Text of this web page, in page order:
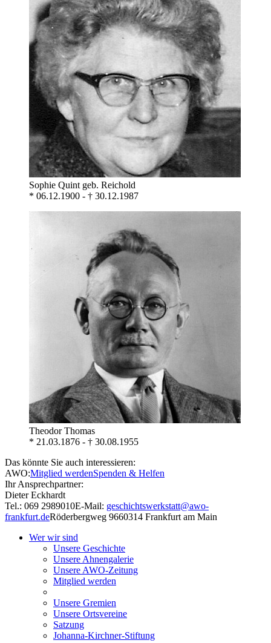
Sophie Quint geb. Reichold
* 06.12.1900 - † 30.12.1987
Theodor Thomas
* 21.03.1876 - † 30.08.1955
Das könnte Sie auch interessieren:
AWO:Mitglied werdenSpenden & Helfen
Ihr Ansprechpartner:
Dieter Eckhardt
Tel.: 069 2989010E-Mail: geschichtswerkstatt@awo-
frankfurt.deRöderbergweg 9660314 Frankfurt am Main
Wer wir sind
Unsere Geschichte
Unsere Ahnengalerie
Unsere AWO-Zeitung
Mitglied werden
Unsere Gremien
Unsere Ortsvereine
Satzung
Johanna-Kirchner-Stiftung